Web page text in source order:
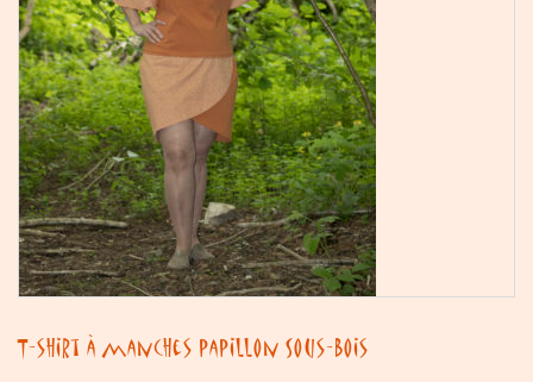
T-shirt à manches papillon Sous-Bois